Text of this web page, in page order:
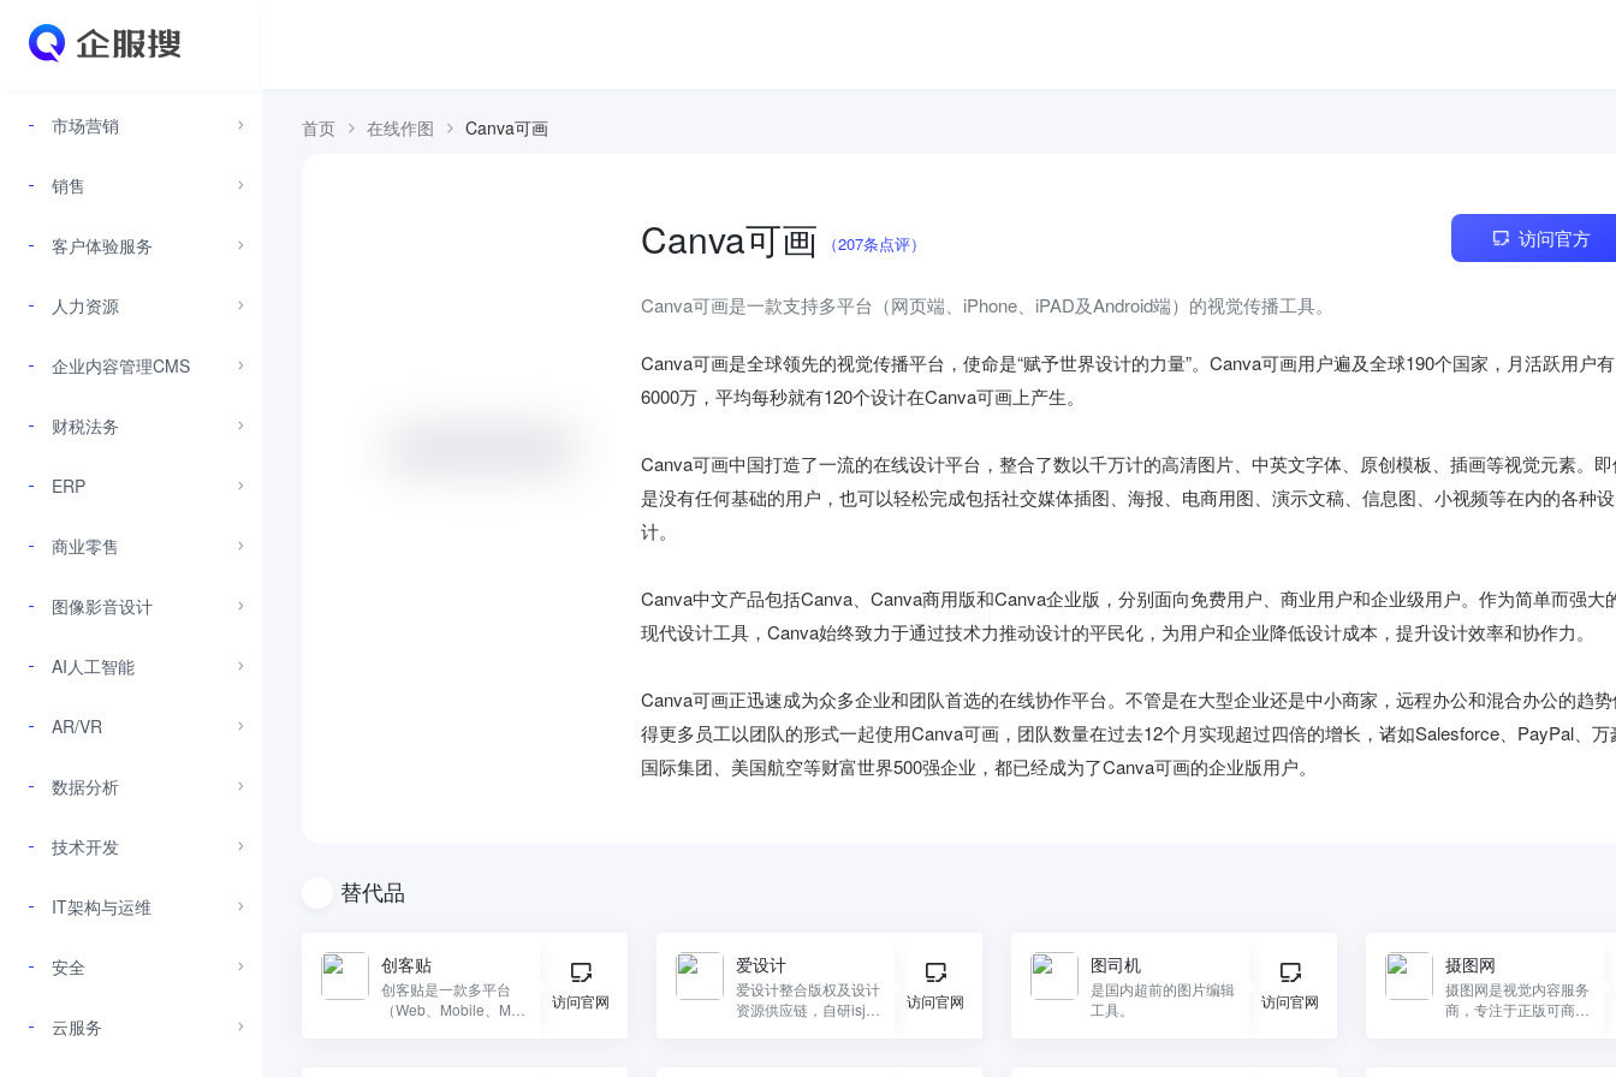
市场营销
销售
客户体验服务
人力资源
企业内容管理CMS
财税法务
ERP
商业零售
图像影音设计
AI人工智能
AR/VR
数据分析
技术开发
IT架构与运维
安全
云服务
首页 在线作图 Canva可画
Canva可画 （207条点评） 访问官方
Canva可画是一款支持多平台（网页端、iPhone、iPAD及Android端）的视觉传播工具。
Canva可画是全球领先的视觉传播平台，使命是“赋予世界设计的力量”。Canva可画用户遍及全球190个国家，月活跃用户有
6000万，平均每秒就有120个设计在Canva可画上产生。
Canva可画中国打造了一流的在线设计平台，整合了数以千万计的高清图片、中英文字体、原创模板、插画等视觉元素。
是没有任何基础的用户，也可以轻松完成包括社交媒体插图、海报、电商用图、演示文稿、信息图、小视频等在内的各种设
计。
Canva中文产品包括Canva、Canva商用版和Canva企业版，分别面向免费用户、商业用户和企业级用户。作为简单而强大
现代设计工具，Canva始终致力于通过技术力推动设计的平民化，为用户和企业降低设计成本，提升设计效率和协作力。
Canva可画正迅速成为众多企业和团队首选的在线协作平台。不管是在大型企业还是中小商家，远程办公和混合办公的趋
得更多员工以团队的形式一起使用Canva可画，团队数量在过去12个月实现超过四倍的增长，诸如Salesforce、PayPal、万
替代品
创客贴
创客贴是一款多平台
（Web、Mobile、Mac
访问官网
爱设计
爱设计整合版权及设计
资源供应链，自研isj图
访问官网
图司机
是国内超前的图片编辑
工具。
访问官网
摄图网
摄图网是视觉内容服务
商，专注于正版可商用